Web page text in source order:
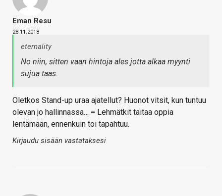
Eman Resu
28.11.2018
eternality
No niin, sitten vaan hintoja ales jotta alkaa myynti
sujua taas.
Oletkos Stand-up uraa ajatellut? Huonot vitsit, kun tuntuu
olevan jo hallinnassa… = Lehmätkit taitaa oppia
lentämään, ennenkuin toi tapahtuu.
Kirjaudu sisään vastataksesi